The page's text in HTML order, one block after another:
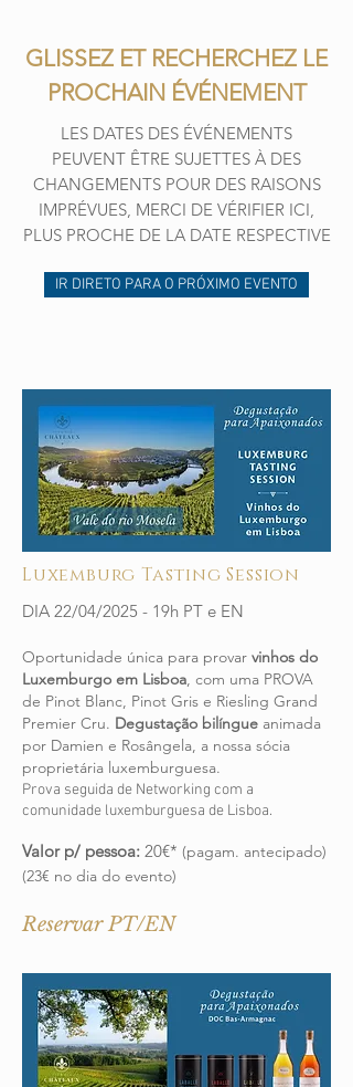
GLISSEZ ET RECHERCHEZ LE
PROCHAIN ​​ÉVÉNEMENT
LES DATES DES ÉVÉNEMENTS
PEUVENT ÊTRE SUJETTES À DES
CHANGEMENTS POUR DES RAISONS
IMPRÉVUES, MERCI DE VÉRIFIER ICI,
PLUS PROCHE DE LA DATE RESPECTIVE
IR DIRETO PARA O PRÓXIMO EVENTO
Luxemburg Tasting Session
DIA 22/04/2025 - 19h PT e EN
Oportunidade única para provar vinhos do
Luxemburgo em Lisboa, com uma PROVA
de Pinot Blanc, Pinot Gris e Riesling Grand
Premier Cru. Degustação bilíngue animada
por Damien e Rosângela, a nossa sócia
proprietária luxemburguesa.
Prova seguida de Networking com a
comunidade luxemburguesa de Lisboa.
Valor p/ pessoa: 20€* (pagam. antecipado)
(23€ no dia do evento)
Reservar PT/EN